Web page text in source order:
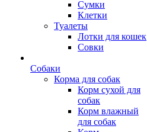
Сумки
Клетки
Туалеты
Лотки для кошек
Совки
Собаки
Корма для собак
Корм сухой для
собак
Корм влажный
для собак